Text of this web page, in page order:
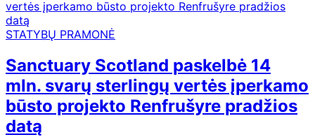
STATYBŲ PRAMONĖ
Sanctuary Scotland paskelbė 14
mln. svarų sterlingų vertės įperkamo
būsto projekto Renfrušyre pradžios
datą